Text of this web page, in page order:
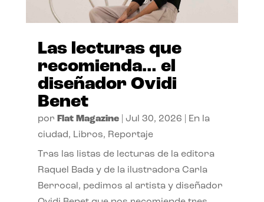
Las lecturas que
recomienda… el
diseñador Ovidi
Benet
por Flat Magazine| Jul 30, 2026
En la
ciudad, Libros, Reportaje
Tras las listas de lecturas de la editora
Raquel Bada y de la ilustradora Carla
Berrocal, pedimos al artista y diseñador